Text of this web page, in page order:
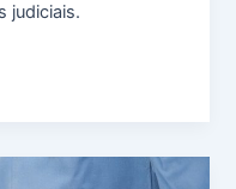
judiciais.